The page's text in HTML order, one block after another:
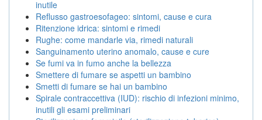
inutile
Reflusso gastroesofageo: sintomi, cause e cura
Ritenzione idrica: sintomi e rimedi
Rughe: come mandarle via, rimedi naturali
Sanguinamento uterino anomalo, cause e cure
Se fumi va in fumo anche la bellezza
Smettere di fumare se aspetti un bambino
Smetti di fumare se hai un bambino
Spirale contraccettiva (IUD): rischio di infezioni minimo,
inutili gli esami preliminari